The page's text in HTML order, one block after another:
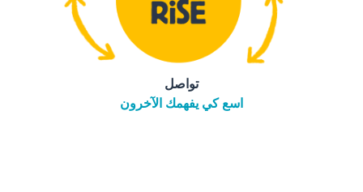
تواصل
اسع كي يفهمك الآخرون